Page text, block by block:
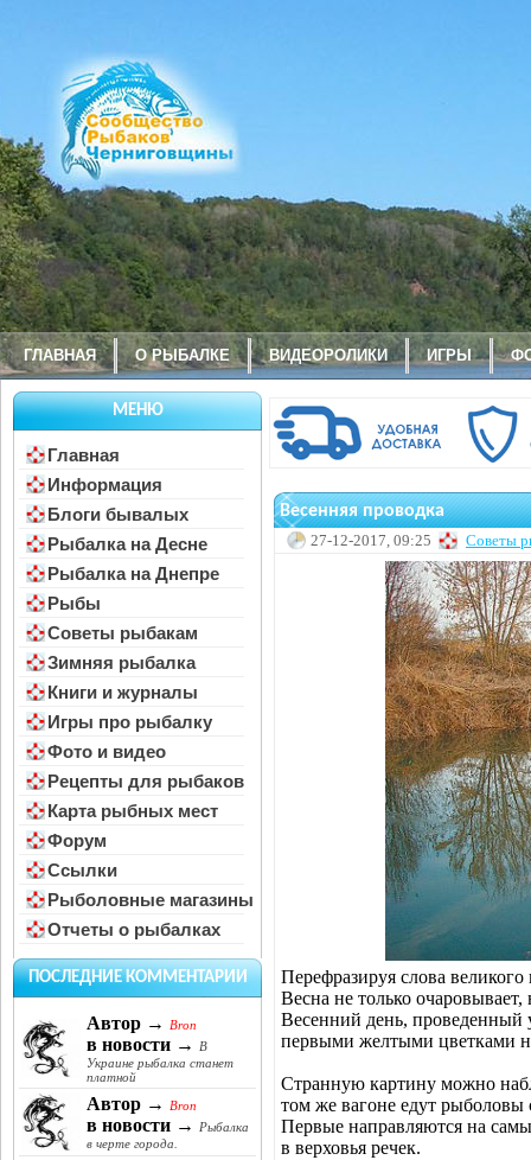
ГЛАВНАЯ О РЫБАЛКЕ ВИДЕОРОЛИКИ ИГРЫ
МЕНЮ
Главная
Информация
Блоги бывалых
Рыбалка на Десне
Рыбалка на Днепре
Рыбы
Советы рыбакам
Зимняя рыбалка
Книги и журналы
Игры про рыбалку
Фото и видео
Рецепты для рыбаков
Карта рыбных мест
Форум
Ссылки
Рыболовные магазины
Отчеты о рыбалках
ПОСЛЕДНИЕ КОММЕНТАРИИ
Автор → Bron
в новости →
В
Украине рыбалка станет
платной
Автор → Bron
в новости →
Рыбалка
в черте города.
Весенняя проводка
27-12-2017, 09:25 Советы
Перефразируя слова
Весна не только
Весенний день, проведенный
первыми желтыми цветками
Странную картину можно
том же вагоне едут
Первые направляются на
в верховья речек.